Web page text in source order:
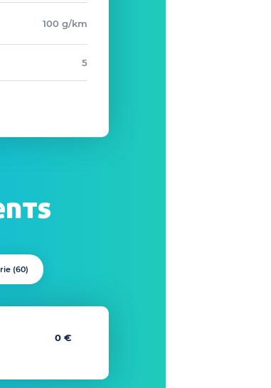
100 g/km
5
(60)
0 €